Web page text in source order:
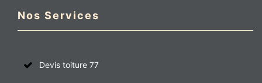
Nos Services
Devis toiture 77